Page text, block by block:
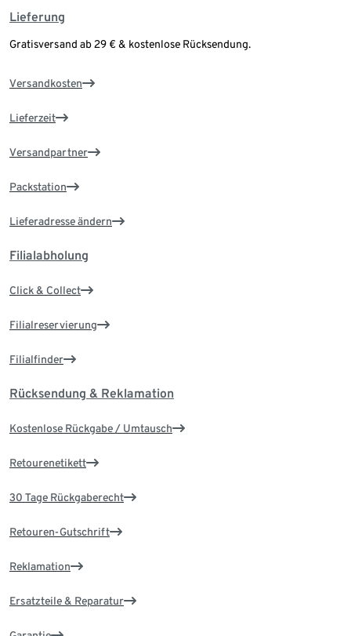
Lieferung
Gratisversand ab 29 € & kostenlose Rücksendung.
Versandkosten
Lieferzeit
Versandpartner
Packstation
Lieferadresse ändern
Filialabholung
Click & Collect
Filialreservierung
Filialfinder
Rücksendung & Reklamation
Kostenlose Rückgabe / Umtausch
Retourenetikett
30 Tage Rückgaberecht
Retouren-Gutschrift
Reklamation
Ersatzteile & Reparatur